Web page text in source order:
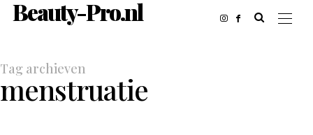
Beauty-Pro.nl
Tag archieven
menstruatie